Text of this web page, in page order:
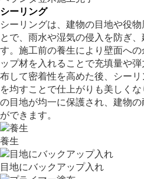
シーリング
シーリングは、建物の目地や役
とで、雨水や湿気の侵入を防ぎ
す。施工前の養生により壁面へ
ップ材を入れることで充填量や
布して密着性を高めた後、シー
を均すことで仕上がりも美しく
の目地が均一に保護され、建物
ができます。
養生
目地にバックアップ入れ